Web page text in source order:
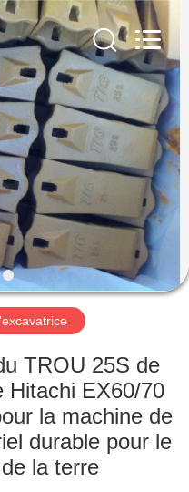
TROU 25S de
Hitachi EX60/70
la machine de
durable pour le
la terre